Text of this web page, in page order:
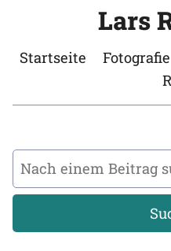
Lars
Startseite Fotografie